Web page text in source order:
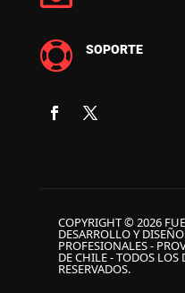
 SOPORTE
COPYRIGHT © 2026
DESARROLLO Y
PROFESIONALES -
DE CHILE - TODOS LOS
RESERVADOS.